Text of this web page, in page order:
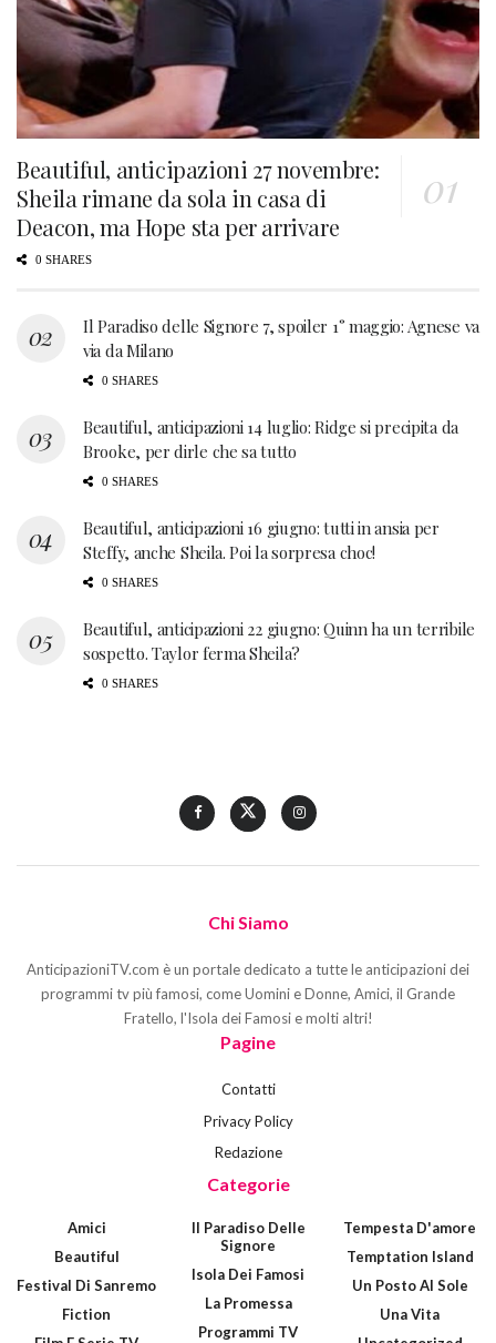
Beautiful, anticipazioni 27 novembre:
Sheila rimane da sola in casa di
Deacon, ma Hope sta per arrivare
0 SHARES
Il Paradiso delle Signore 7, spoiler 1° maggio: Agnese va
via da Milano
0 SHARES
Beautiful, anticipazioni 14 luglio: Ridge si precipita da
Brooke, per dirle che sa tutto
0 SHARES
Beautiful, anticipazioni 16 giugno: tutti in ansia per
Steffy, anche Sheila. Poi la sorpresa choc!
0 SHARES
Beautiful, anticipazioni 22 giugno: Quinn ha un terribile
sospetto. Taylor ferma Sheila?
0 SHARES
Chi Siamo
AnticipazioniTV.com è un portale dedicato a tutte le anticipazioni dei
programmi tv più famosi, come Uomini e Donne, Amici, il Grande
Fratello, l'Isola dei Famosi e molti altri!
Pagine
Contatti
Privacy Policy
Redazione
Categorie
Amici
Beautiful
Festival Di Sanremo
Fiction
Il Paradiso Delle
Signore
Isola Dei Famosi
La Promessa
Programmi TV
Tempesta D'amore
Temptation Island
Un Posto Al Sole
Una Vita